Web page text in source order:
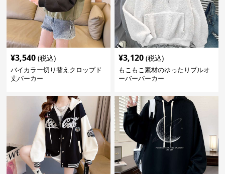
¥3,540 (税込)
バイカラー切り替えクロップド
丈パーカー
¥3,120 (税込)
もこもこ素材のゆったりプルオ
ーバーパーカー